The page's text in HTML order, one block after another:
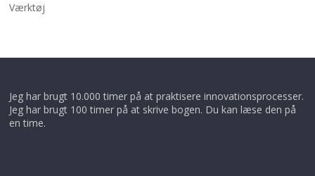
Værktøj
Jeg har brugt 10.000 timer på at praktisere innovationsprocesser.
Jeg har brugt 100 timer på at skrive bogen. Du kan læse den på
en time.